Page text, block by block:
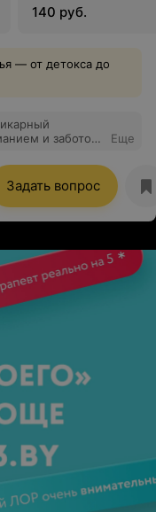
140 руб.
— от детокса до
и заботой
Еще
Задать вопрос